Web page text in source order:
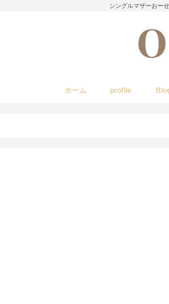
シングルマザーおー
ホーム profile